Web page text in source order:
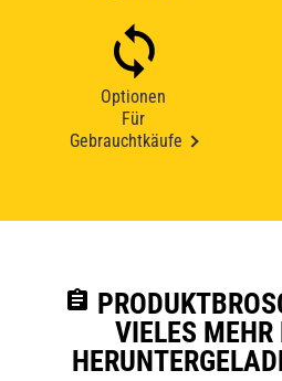
Optionen
Für
Gebrauchtkäufe
assignment
VIELES MEHR